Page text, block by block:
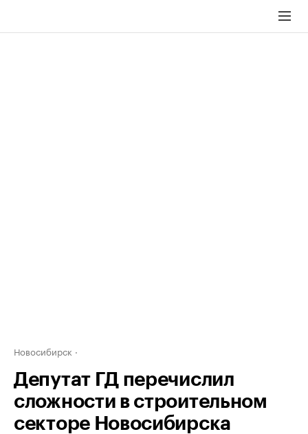
Новосибирск
Депутат ГД перечислил
сложности в строительном
секторе Новосибирска